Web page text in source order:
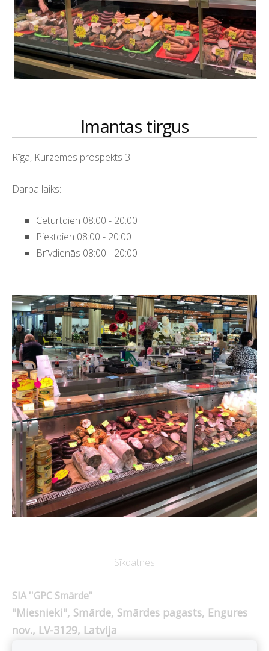
Imantas tirgus
Rīga, Kurzemes prospekts 3
Darba laiks:
Ceturtdien 08:00 - 20:00
Piektdien 08:00 - 20:00
Brīvdienās 08:00 - 20:00
Sīkdatnes
SIA ''GPC Smārde"
"Miesnieki", Smārde, Smārdes pagasts, Engures
nov., LV-3129, Latvija